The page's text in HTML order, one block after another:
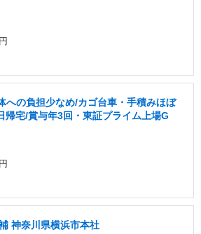
への負担少なめ/カゴ台車・手積みほぼ
帰宅/賞与年3回・東証プライム上場G
神奈川県横浜市本社